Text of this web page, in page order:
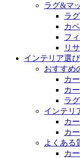
ラグ&マ
ラ
カ
フ
リ
インテリア選
おすすめ
カ
カ
ラ
インテリ
カ
カ
よくある
カ